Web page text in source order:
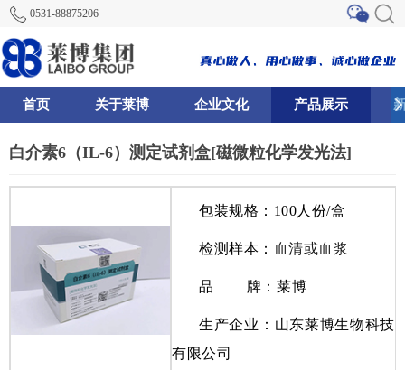
0531-88875206
首页 关于莱博 企业文化 产品展示
白介素6（IL-6）测定试剂盒[磁微粒化学发光法]
包装规格：100人份/盒
检测样本： 血清或血浆
品 牌：莱博
生产企业 ： 山东莱博生物科技
有限公司